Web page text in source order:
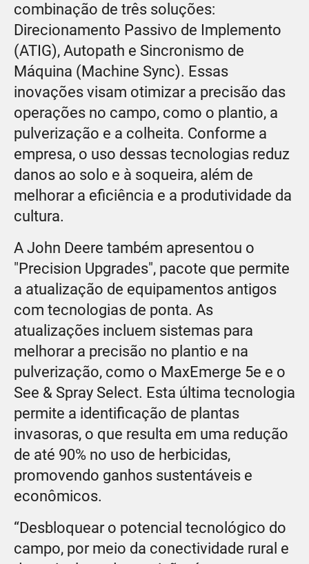
combinação de três soluções:
Direcionamento Passivo de Implemento
(ATIG), Autopath e Sincronismo de
Máquina (Machine Sync). Essas
inovações visam otimizar a precisão das
operações no campo, como o plantio, a
pulverização e a colheita. Conforme a
empresa, o uso dessas tecnologias reduz
danos ao solo e à soqueira, além de
melhorar a eficiência e a produtividade da
cultura.
A John Deere também apresentou o
"Precision Upgrades", pacote que permite
a atualização de equipamentos antigos
com tecnologias de ponta. As
atualizações incluem sistemas para
melhorar a precisão no plantio e na
pulverização, como o MaxEmerge 5e e o
See & Spray Select. Esta última tecnologia
permite a identificação de plantas
invasoras, o que resulta em uma redução
de até 90% no uso de herbicidas,
promovendo ganhos sustentáveis e
econômicos.
“Desbloquear o potencial tecnológico do
campo, por meio da conectividade rural e